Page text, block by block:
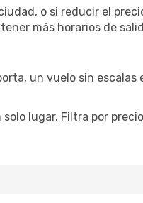
o si reducir el
más horarios de
un vuelo sin
lugar. Filtra por